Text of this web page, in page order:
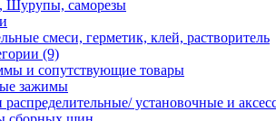
Шурупы, саморезы
смеси, герметик, клей, растворитель
(9)
и сопутствующие товары
зажимы
распределительные/ установочные и